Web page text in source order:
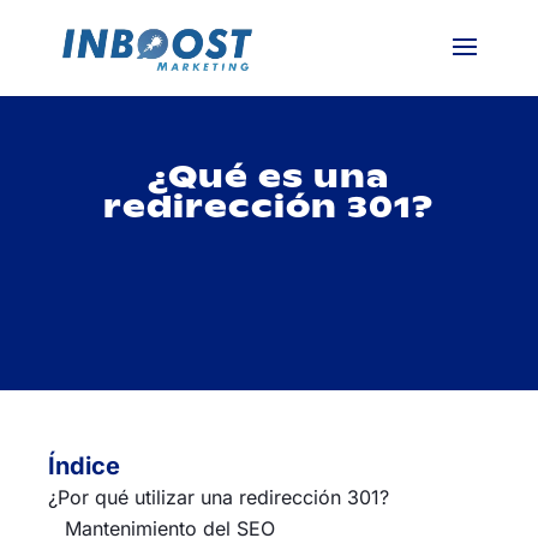
¿Qué es una
redirección 301?
Índice
¿Por qué utilizar una redirección 301?
Mantenimiento del SEO